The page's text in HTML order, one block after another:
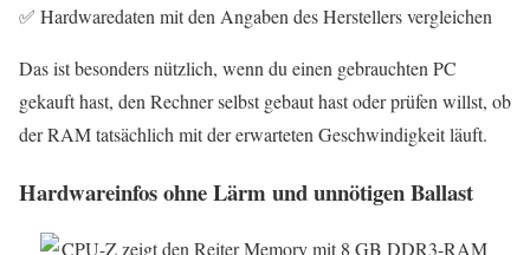
✅ Hardwaredaten mit den Angaben des Herstellers vergleichen
Das ist besonders nützlich, wenn du einen gebrauchten PC
gekauft hast, den Rechner selbst gebaut hast oder prüfen willst, ob
der RAM tatsächlich mit der erwarteten Geschwindigkeit läuft.
Hardwareinfos ohne Lärm und unnötigen Ballast